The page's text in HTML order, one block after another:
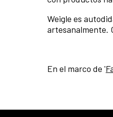
Weigle es
artesanalmente.
En el marco de '